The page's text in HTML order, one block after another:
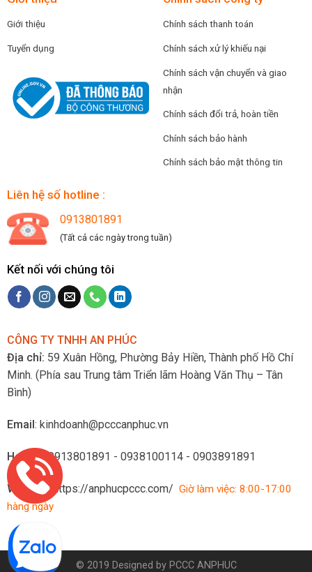
Giới thiệu
Tuyển dụng
Chính sách thanh toán
Chính sách xử lý khiếu nại
Chính sách vận chuyển và giao
nhận
Chính sách đổi trả, hoàn tiền
Chính sách bảo hành
Chính sách bảo mật thông tin
Liên hệ số hotline :
0913801891
(Tất cả các ngày trong tuần)
Kết nối với chúng tôi
CÔNG TY TNHH AN PHÚC
Địa chỉ: 59 Xuân Hồng, Phường Bảy Hiền, Thành phố Hồ Chí
Minh. (Phía sau Trung tâm Triển lãm Hoàng Văn Thụ – Tân
Bình)
Email : kinhdoanh@pcccanphuc.vn
Hotline: 0913801891 - 0938100114 - 0903891891
Website: https://anphucpccc.com/ Giờ làm việc: 8:00-17:00
hàng ngày
© 2019 Designed by PCCC ANPHUC